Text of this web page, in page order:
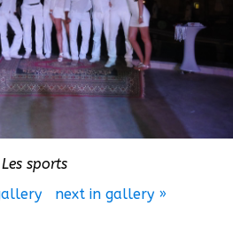
Les sports
next in gallery »